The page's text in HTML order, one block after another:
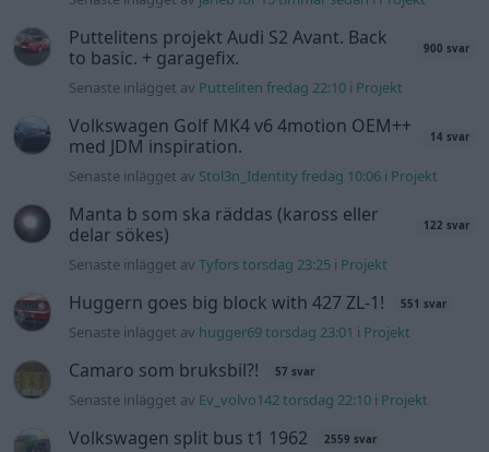
Puttelitens projekt Audi S2 Avant. Back
to basic. + garagefix.
900 svar
Senaste inlägget av Putteliten fredag 22:10 i Projekt
Volkswagen Golf MK4 v6 4motion OEM++
med JDM inspiration.
14 svar
Senaste inlägget av Stol3n_Identity fredag 10:06 i Projekt
Manta b som ska räddas (kaross eller
delar sökes)
122 svar
Senaste inlägget avTyfors torsdag 23:25 i Projekt
Huggern goes big block with 427 ZL-1! 551 svar
Senaste inlägget av hugger69 torsdag 23:01 i Projekt
Camaro som bruksbil?! 57 svar
Senaste inlägget av Ev_volvo142 torsdag 22:10 i Projekt
Volkswagen split bus t1 1962 2559 svar